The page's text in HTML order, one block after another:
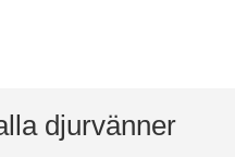
djurvänner